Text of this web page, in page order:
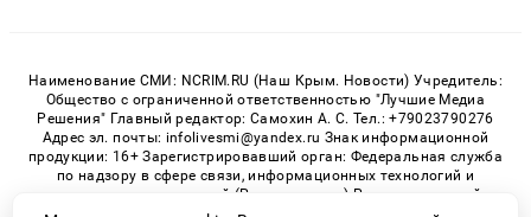
Наименование СМИ: NCRIM.RU (Наш Крым. Новости) Учредитель:
Общество с ограниченной ответственностью "Лучшие Медиа
Решения" Главный редактор: Самохин А. С. Тел.: +79023790276
Адрес эл. почты: infolivesmi@yandex.ru Знак информационной
продукции: 16+ Зарегистрировавший орган: Федеральная служба
по надзору в сфере связи, информационных технологий и
массовых коммуникаций (Роскомнадзор) Регистрационный